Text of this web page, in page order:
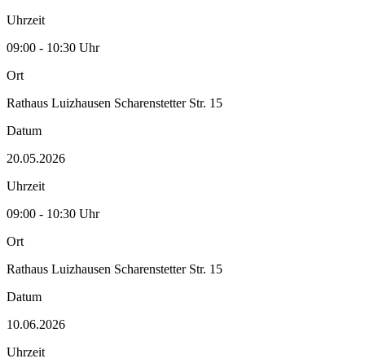
Uhrzeit
09:00 - 10:30 Uhr
Ort
Rathaus Luizhausen Scharenstetter Str. 15
Datum
20.05.2026
Uhrzeit
09:00 - 10:30 Uhr
Ort
Rathaus Luizhausen Scharenstetter Str. 15
Datum
10.06.2026
Uhrzeit